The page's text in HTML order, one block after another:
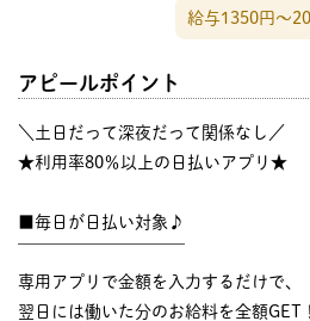
給与1350円〜
アピールポイント
＼土日だって深夜だって関係なし／
★利用率80％以上の日払いアプリ★
■毎日が日払い対象♪
専用アプリで金額を入力するだけで、
翌日には働いた分のお給料を全額GET！